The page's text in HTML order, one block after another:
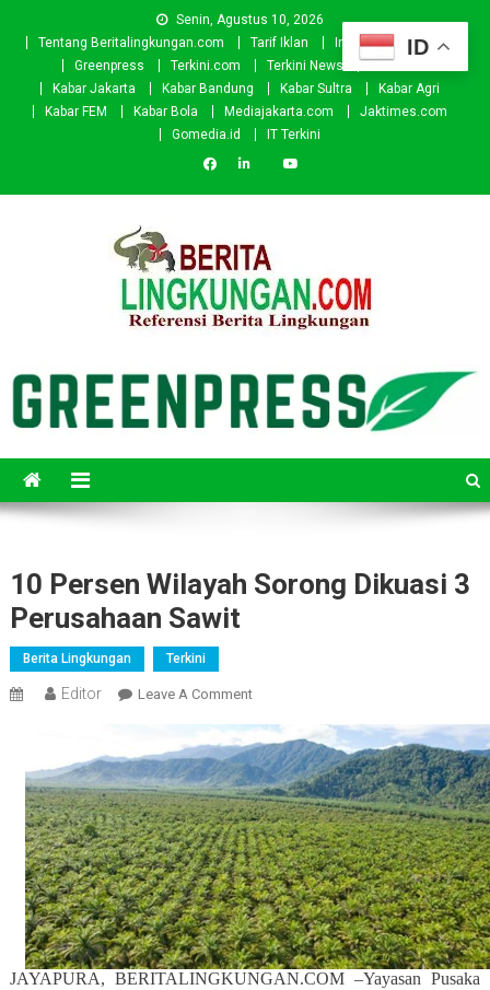
Senin, Agustus 10, 2026
Tentang Beritalingkungan.com
Tarif Iklan Investor
Donasi
Greenpress
Terkini.com Terkini News
Kabar.id
Kabar Jakarta
Kabar Bandung Kabar Sultra
Kabar Agri
Kabar FEM
Kabar Bola Mediajakarta.com
Jaktimes.com
Gomedia.id
IT Terkini
10 Persen Wilayah Sorong Dikuasi 3
Perusahaan Sawit
Berita Lingkungan Terkini
Editor Leave A CommentOn
Persen
Wilayah
Sorong
Dikuasi
3
Perusahaan
Sawit
JAYAPURA, BERITALINGKUNGAN.COM –Yayasan Pusaka
ID